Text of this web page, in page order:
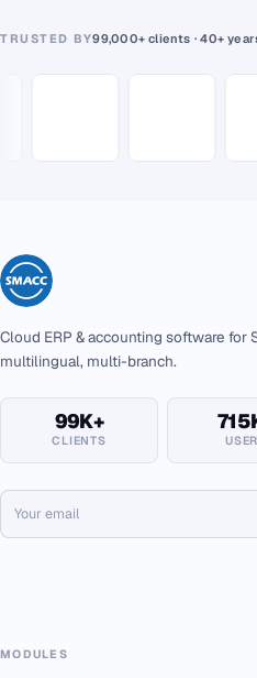
TRUSTED BY99,000+ clients · 40+
Cloud ERP & accounting software for
multilingual, multi-branch.
99K+
CLIENTS
MODULES